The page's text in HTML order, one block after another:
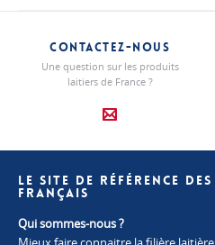
CONTACTEZ-NOUS
Une question sur les produits
laitiers de France ?
LE SITE DE RÉFÉRENCE
FRANÇAIS
Qui sommes-nous ?